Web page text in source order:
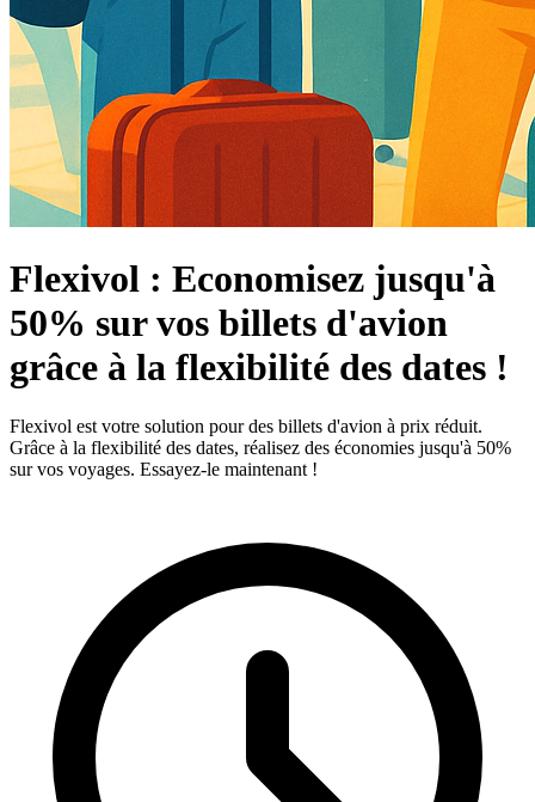
Flexivol : Economisez jusqu'à
50% sur vos billets d'avion
grâce à la flexibilité des dates !
Flexivol est votre solution pour des billets d'avion à prix réduit.
Grâce à la flexibilité des dates, réalisez des économies jusqu'à 50%
sur vos voyages. Essayez-le maintenant !